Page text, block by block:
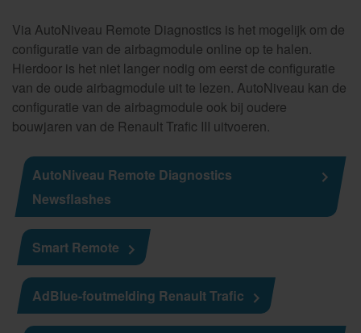
Via AutoNiveau Remote Diagnostics is het mogelijk om de
configuratie van de airbagmodule online op te halen.
Hierdoor is het niet langer nodig om eerst de configuratie
van de oude airbagmodule uit te lezen. AutoNiveau kan de
configuratie van de airbagmodule ook bij oudere
bouwjaren van de Renault Trafic III uitvoeren.
AutoNiveau Remote Diagnostics
Newsflashes
Smart Remote
AdBlue-foutmelding Renault Trafic